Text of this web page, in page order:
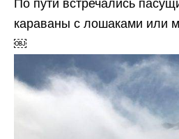
По пути встречались
караваны с лошаками или
￼